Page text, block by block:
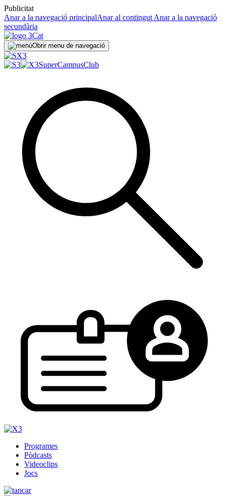
Publicitat
Anar a la navegació principalAnar al contingut Anar a la navegació
secundària
Obrir menu de navegació
SuperCampusClub
Programes
Pòdcasts
Videoclips
Jocs